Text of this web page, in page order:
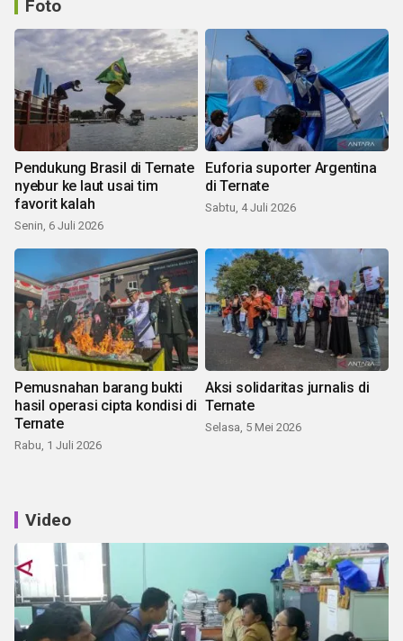
Foto
Pendukung Brasil di Ternate
nyebur ke laut usai tim
favorit kalah
Senin, 6 Juli 2026
Euforia suporter Argentina
di Ternate
Sabtu, 4 Juli 2026
Pemusnahan barang bukti
hasil operasi cipta kondisi di
Ternate
Rabu, 1 Juli 2026
Aksi solidaritas jurnalis di
Ternate
Selasa, 5 Mei 2026
Video